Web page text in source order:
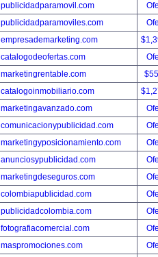
publicidadparamovil.com
publicidadparamoviles.com
empresademarketing.com
catalogodeofertas.com
marketingrentable.com
catalogoinmobiliario.com
marketingavanzado.com
comunicacionypublicidad.com
marketingyposicionamiento.com
anunciosypublicidad.com
marketingdeseguros.com
colombiapublicidad.com
publicidadcolombia.com
fotografiacomercial.com
maspromociones.com